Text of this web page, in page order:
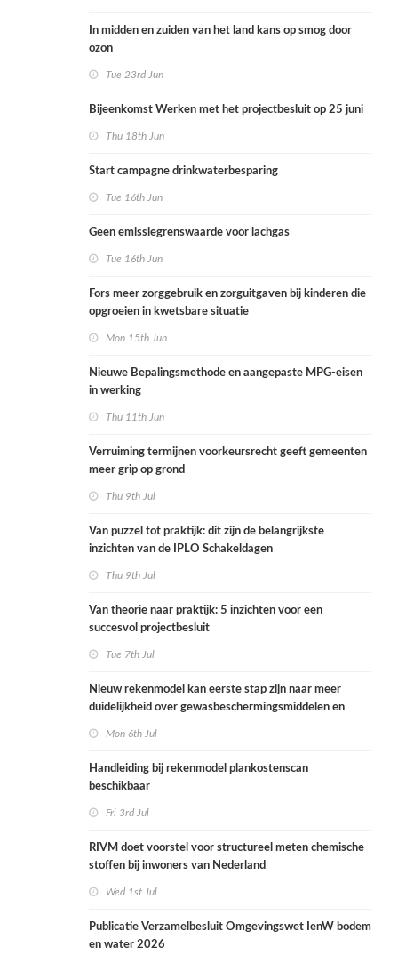
In midden en zuiden van het land kans op smog door
ozon
Tue 23rd Jun
Bijeenkomst Werken met het projectbesluit op 25 juni
Thu 18th Jun
Start campagne drinkwaterbesparing
Tue 16th Jun
Geen emissiegrenswaarde voor lachgas
Tue 16th Jun
Fors meer zorggebruik en zorguitgaven bij kinderen die
opgroeien in kwetsbare situatie
Mon 15th Jun
Nieuwe Bepalingsmethode en aangepaste MPG-eisen
in werking
Thu 11th Jun
Verruiming termijnen voorkeursrecht geeft gemeenten
meer grip op grond
Thu 9th Jul
Van puzzel tot praktijk: dit zijn de belangrijkste
inzichten van de IPLO Schakeldagen
Thu 9th Jul
Van theorie naar praktijk: 5 inzichten voor een
succesvol projectbesluit
Tue 7th Jul
Nieuw rekenmodel kan eerste stap zijn naar meer
duidelijkheid over gewasbeschermingsmiddelen en
Mon 6th Jul
Handleiding bij rekenmodel plankostenscan
beschikbaar
Fri 3rd Jul
RIVM doet voorstel voor structureel meten chemische
stoffen bij inwoners van Nederland
Wed 1st Jul
Publicatie Verzamelbesluit Omgevingswet IenW bodem
en water 2026